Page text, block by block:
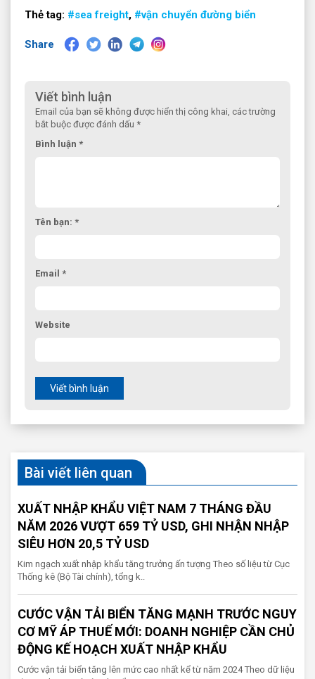
Thẻ tag: #sea freight, #vận chuyển đường biển
Share
Viết bình luận
Email của bạn sẽ không được hiển thị công khai, các trường
bắt buộc được đánh dấu *
Bình luận *
Tên bạn: *
Email *
Website
Viết bình luận
Bài viết liên quan
XUẤT NHẬP KHẨU VIỆT NAM 7 THÁNG ĐẦU
NĂM 2026 VƯỢT 659 TỶ USD, GHI NHẬN NHẬP
SIÊU HƠN 20,5 TỶ USD
Kim ngạch xuất nhập khẩu tăng trưởng ấn tượng Theo số liệu từ Cục
Thống kê (Bộ Tài chính), tổng k..
CƯỚC VẬN TẢI BIỂN TĂNG MẠNH TRƯỚC NGUY
CƠ MỸ ÁP THUẾ MỚI: DOANH NGHIỆP CẦN CHỦ
ĐỘNG KẾ HOẠCH XUẤT NHẬP KHẨU
Cước vận tải biển tăng lên mức cao nhất kể từ năm 2024 Theo dữ liệu